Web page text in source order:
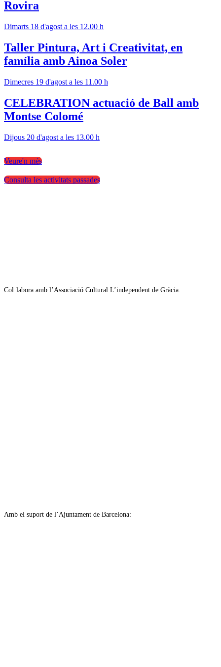
Rovira
Dimarts 18 d'agost a les 12.00 h
Taller Pintura, Art i Creativitat, en
família amb Ainoa Soler
Dimecres 19 d'agost a les 11.00 h
CELEBRATION actuació de Ball amb
Montse Colomé
Dijous 20 d'agost a les 13.00 h
Veure'n més
Consulta les activitats passades
Col·labora amb l’Associació Cultural L’independent de Gràcia:
Amb el suport de l’Ajuntament de Barcelona: